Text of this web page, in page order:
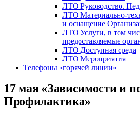
ЛТО Руководство.
ЛТО Материально-
и оснащение
ЛТО Услуги, в том
предоставляемые
ЛТО Доступная среда
ЛТО Мероприятия
Телефоны «горячей линии»
17 мая «Зависимости и
Профилактика»